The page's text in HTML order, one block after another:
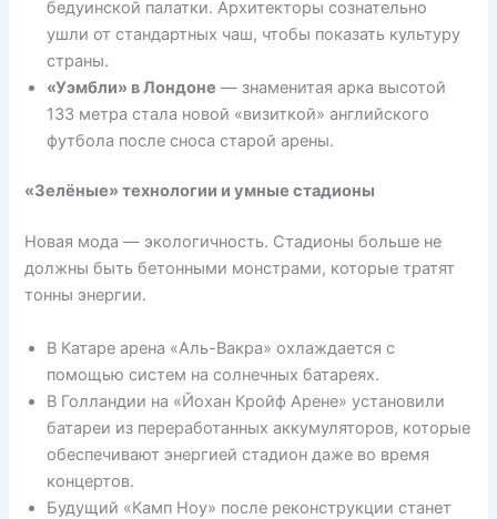
бедуинской палатки. Архитекторы сознательно
ушли от стандартных чаш, чтобы показать культуру
страны.
«Уэмбли» в Лондоне — знаменитая арка высотой
133 метра стала новой «визиткой» английского
футбола после сноса старой арены.
«Зелёные» технологии и умные стадионы
Новая мода — экологичность. Стадионы больше не
должны быть бетонными монстрами, которые тратят
тонны энергии.
В Катаре арена «Аль-Вакра» охлаждается с
помощью систем на солнечных батареях.
В Голландии на «Йохан Кройф Арене» установили
батареи из переработанных аккумуляторов, которые
обеспечивают энергией стадион даже во время
концертов.
Будущий «Камп Ноу» после реконструкции станет